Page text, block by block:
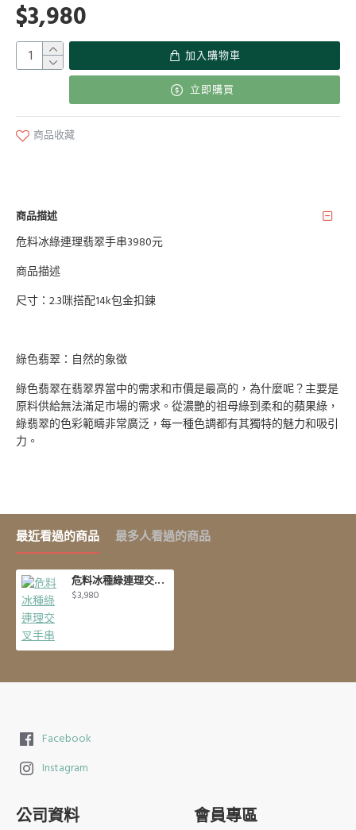
$3,980
加入購物車
立即購買
商品收藏
商品描述
危料冰綠連理翡翠手串3980元
商品描述
尺寸：2.3咪搭配14k包金扣鍊
綠色翡翠：自然的象徵
綠色翡翠在翡翠界當中的需求和市價是最高的，為什麼呢？主要是
原料供給無法滿足市場的需求。從濃艷的祖母綠到柔和的蘋果綠，
綠翡翠的色彩範疇非常廣泛，每一種色調都有其獨特的魅力和吸引
力。
最近看過的商品 最多人看過的商品
危料冰種綠連理交叉手串
$3,980
Facebook
Instagram
公司資料 會員專區